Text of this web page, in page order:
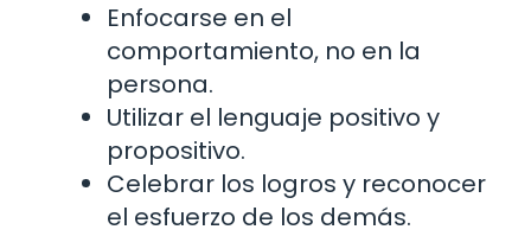
Enfocarse en el
comportamiento, no en la
persona.
Utilizar el lenguaje positivo y
propositivo.
Celebrar los logros y reconocer
el esfuerzo de los demás.